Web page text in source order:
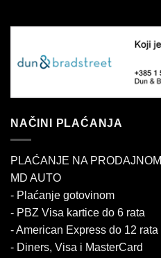
NAČINI PLAĆANJA
PLAĆANJE NA
MD AUTO
- Plaćanje gotovinom
- PBZ Visa kartice do 6 rata
- American Express do 12 rata
- Diners, Visa i MasterCard